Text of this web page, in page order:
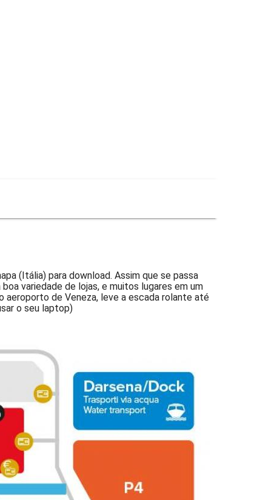
(Itália) para download. Assim que se passa
variedade de lojas, e muitos lugares em um
aeroporto de Veneza, leve a escada rolante até
o seu laptop)